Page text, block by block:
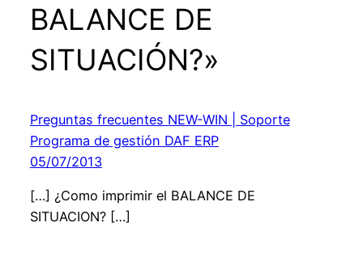
BALANCE DE
SITUACIÓN?»
Preguntas frecuentes NEW-WIN | Soporte
Programa de gestión DAF ERP
05/07/2013
[…] ¿Como imprimir el BALANCE DE
SITUACION? […]